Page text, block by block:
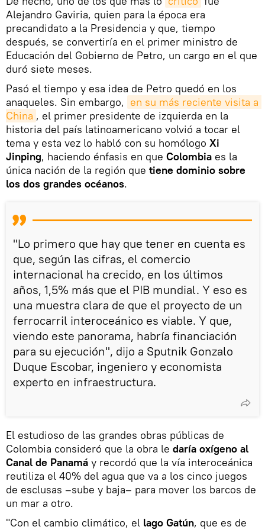
Alejandro Gaviria, quien para la época era
precandidato a la Presidencia y que, tiempo
después, se convertiría en el primer ministro de
Educación del Gobierno de Petro, un cargo en el que
duró siete meses.
Pasó el tiempo y esa idea de Petro quedó en los
anaqueles. Sin embargo, en su más reciente visita a
China , el primer presidente de izquierda en la
historia del país latinoamericano volvió a tocar el
tema y esta vez lo habló con su homólogo Xi
Jinping, haciendo énfasis en que Colombia es la
única nación de la región que tiene dominio sobre
los dos grandes océanos.
"Lo primero que hay que tener en cuenta es
que, según las cifras, el comercio
internacional ha crecido, en los últimos
años, 1,5% más que el PIB mundial. Y eso es
una muestra clara de que el proyecto de un
ferrocarril interoceánico es viable. Y que,
viendo este panorama, habría financiación
para su ejecución", dijo a Sputnik Gonzalo
Duque Escobar, ingeniero y economista
experto en infraestructura.
El estudioso de las grandes obras públicas de
Colombia consideró que la obra le daría oxígeno al
Canal de Panamá y recordó que la vía interoceánica
reutiliza el 40% del agua que va a los cinco juegos
de esclusas –sube y baja– para mover los barcos de
un mar a otro.
"Con el cambio climático, el lago Gatún, que es de